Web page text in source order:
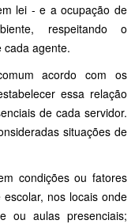
lei - e a ocupação de
respeitando o
agente.
acordo com os
essa relação
de cada servidor.
situações de
condições ou fatores
nos locais onde
ou aulas presenciais;